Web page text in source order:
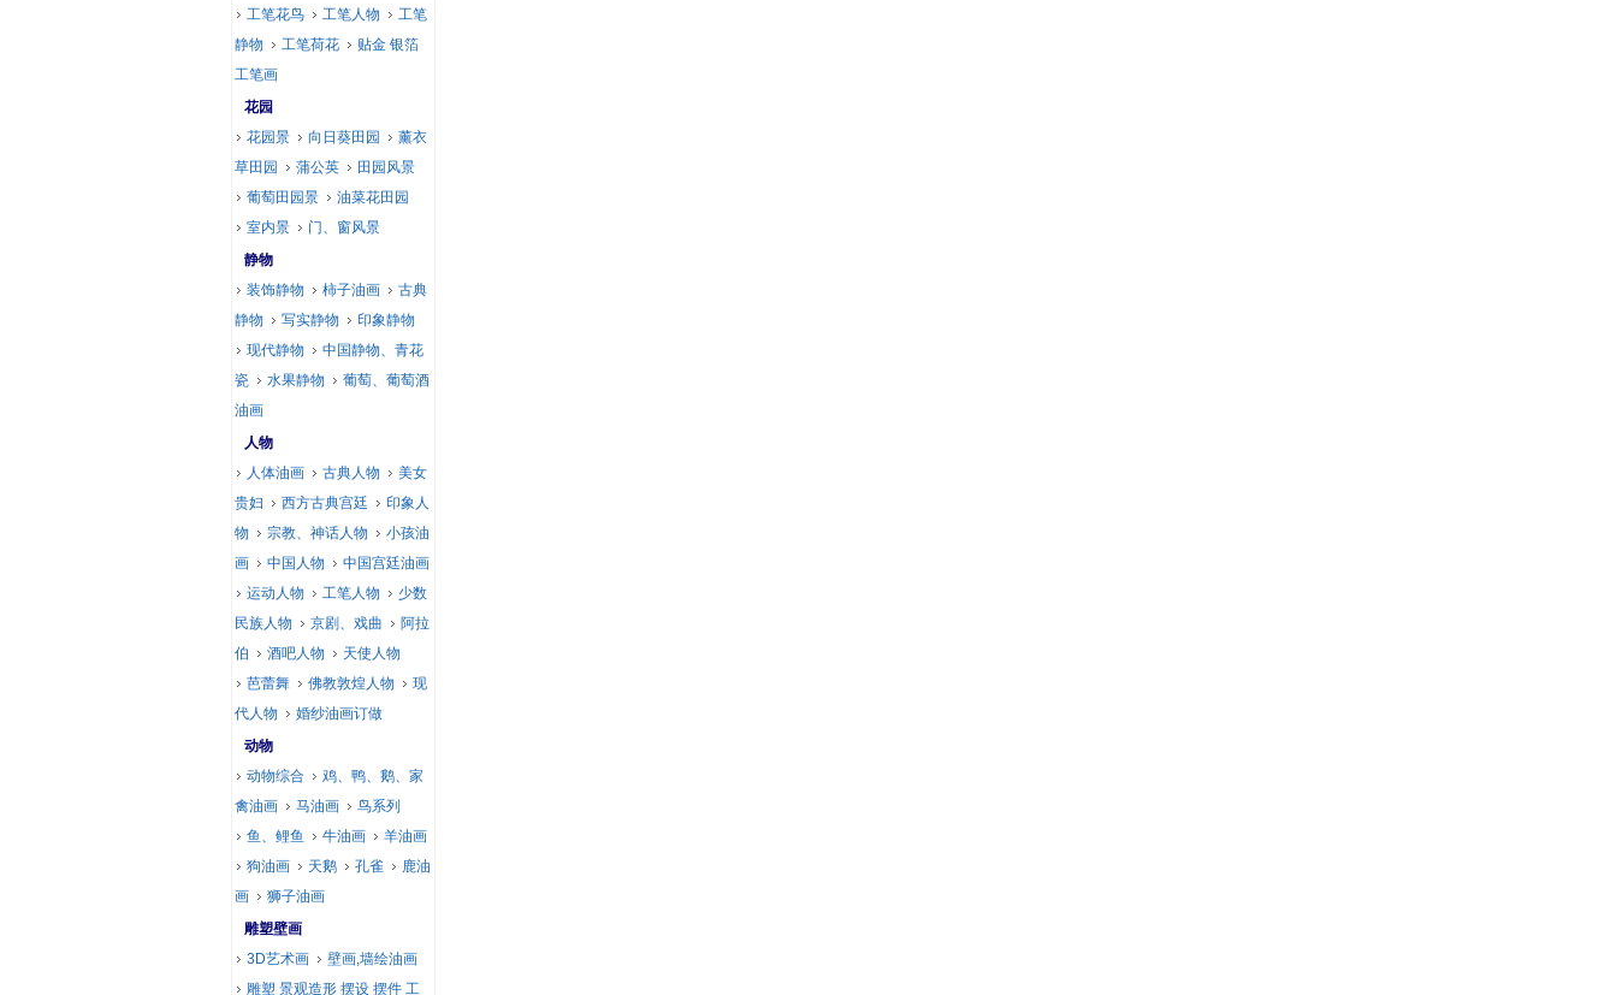
工笔花鸟
工笔人物
工笔
静物
工笔荷花
贴金 银箔
工笔画
花园
花园景
向日葵田园
薰衣
草田园
蒲公英
田园风景
葡萄田园景
油菜花田园
室内景
门、窗风景
静物
装饰静物
柿子油画
古典
静物
写实静物
印象静物
现代静物
中国静物、青花
瓷
水果静物
葡萄、葡萄酒
油画
人物
人体油画
古典人物
美女
贵妇
西方古典宫廷
印象人
物
宗教、神话人物
小孩油
画
中国人物
中国宫廷油画
运动人物
工笔人物
少数
民族人物
京剧、戏曲
阿拉
伯
酒吧人物
天使人物
芭蕾舞
佛教敦煌人物
现
代人物
婚纱油画订做
动物
动物综合
鸡、鸭、鹅、家
禽油画
马油画
鸟系列
鱼、鲤鱼
牛油画
羊油画
狗油画
天鹅 孔雀
鹿油
画
狮子油画
雕塑壁画
3D艺术画
壁画,墙绘油画
雕塑 景观造形 摆设 摆件 工